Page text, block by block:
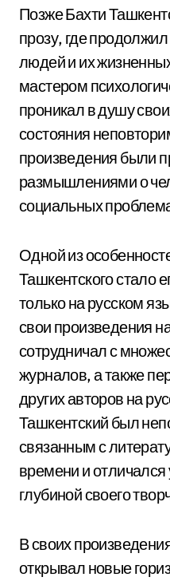
Позже Бахти
прозу, где
людей и их
мастером
проникал в душу
состояния
произведения были
размышлениями о
социальных
Одной из
Ташкентского стало
только на русском
свои произведения
сотрудничал с
журналов, а также
других авторов на
Ташкентский был
связанным с
времени и
глубиной своего
В своих
открывал новые